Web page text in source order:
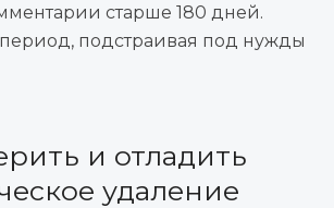
старше 180 дней.
подстраивая под нужды
и отладить
удаление